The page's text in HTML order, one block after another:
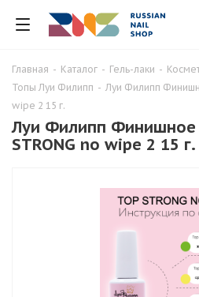
Главная - Каталог - Гель-лаки -
Топы Луи Филипп - Луи Филипп
wipe 2 15 г.
Луи Филипп Финишное
STRONG no wipe 2 15 г.